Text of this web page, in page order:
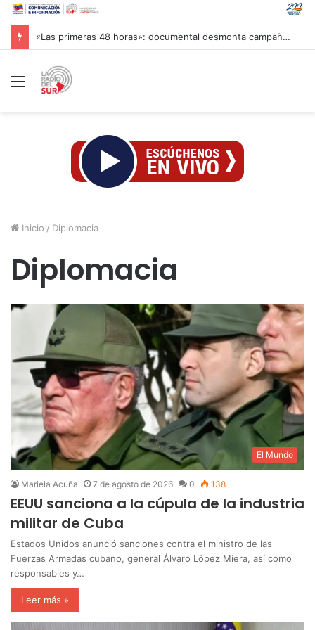
«Las primeras 48 horas»: documental desmonta campañas de desinformación tras terremotos en Venezuela
Menú
Inicio / Diplomacia
Diplomacia
El Mundo
Mariela Acuña 7 de agosto de 2026 0 138
EEUU sanciona a la cúpula de la industria
militar de Cuba
Estados Unidos anunció sanciones contra el ministro de las
Fuerzas Armadas cubano, general Álvaro López Miera, así como
responsables y…
Leer más »